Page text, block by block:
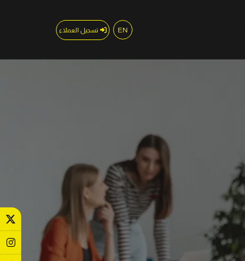
EN تسجيل العملاء